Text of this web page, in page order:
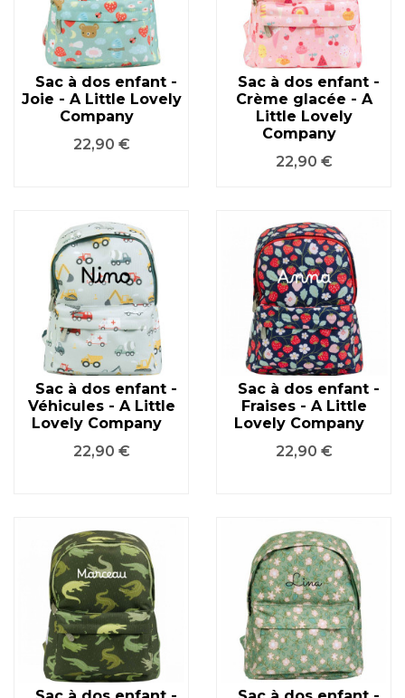
Sac à dos enfant -
Joie - A Little Lovely
Company
Prix
22,90 €
Sac à dos enfant -
Crème glacée - A
Little Lovely
Company
Prix
22,90 €
Sac à dos enfant -
Véhicules - A Little
Lovely Company
Prix
22,90 €
Sac à dos enfant -
Fraises - A Little
Lovely Company
Prix
22,90 €